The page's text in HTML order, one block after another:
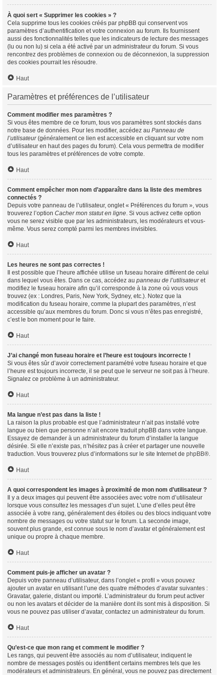
À quoi sert « Supprimer les cookies » ?
Cela supprime tous les cookies créés par phpBB qui conservent vos
paramètres d’authentification et votre connexion au forum. Ils fournissent
aussi des fonctionnalités telles que les indicateurs de lecture des messages
(lu ou non lu) si cela a été activé par un administrateur du forum. Si vous
rencontrez des problèmes de connexion ou de déconnexion, la suppression
des cookies pourrait les résoudre.
Haut
Paramètres et préférences de l’utilisateur
Comment modifier mes paramètres ?
Si vous êtes membre de ce forum, tous vos paramètres sont stockés dans
notre base de données. Pour les modifier, accédez au Panneau de
l’utilisateur(généralement ce lien est accessible en cliquant sur votre nom
d’utilisateur en haut des pages du forum). Cela vous permettra de modifier
tous les paramètres et préférences de votre compte.
Haut
Comment empêcher mon nom d’apparaître dans la liste des membres
connectés ?
Depuis votre panneau de l’utilisateur, onglet « Préférences du forum », vous
trouverez l’option Cacher mon statut en ligne. Si vous activez cette option
vous ne serez visible que par les administrateurs, les modérateurs et vous-
même. Vous serez compté parmi les membres invisibles.
Haut
Les heures ne sont pas correctes !
Il est possible que l’heure affichée utilise un fuseau horaire différent de celui
dans lequel vous êtes. Dans ce cas, accédez au panneau de l’utilisateuret
modifiez le fuseau horaire afin qu’il corresponde à la zone où vous vous
trouvez (ex : Londres, Paris, New York, Sydney, etc.). Notez que la
modification du fuseau horaire, comme la plupart des paramètres, n’est
accessible qu’aux membres du forum. Donc si vous n’êtes pas enregistré,
c’est le bon moment pour le faire.
Haut
J’ai changé mon fuseau horaire et l’heure est toujours incorrecte !
Si vous êtes sûr d’avoir correctement paramétré votre fuseau horaire et que
l’heure est toujours incorrecte, il se peut que le serveur ne soit pas à l’heure.
Signalez ce problème à un administrateur.
Haut
Ma langue n’est pas dans la liste !
La raison la plus probable est que l’administrateur n’ait pas installé votre
langue ou bien que personne n’ait encore traduit phpBB dans votre langue.
Essayez de demander à un administrateur du forum d’installer la langue
désirée. Si elle n’existe pas, n’hésitez pas à créer et partager une nouvelle
traduction. Vous trouverez plus d’informations sur le site Internet de phpBB®.
Haut
A quoi correspondent les images à proximité de mon nom d’utilisateur ?
Il y a deux images qui peuvent être associées avec votre nom d’utilisateur
lorsque vous consultez les messages d’un sujet. L’une d’elles peut être
associée à votre rang, généralement des étoiles ou des blocs indiquant votre
nombre de messages ou votre statut sur le forum. La seconde image,
souvent plus grande, est connue sous le nom d’avatar et généralement est
unique ou propre à chaque membre.
Haut
Comment puis-je afficher un avatar ?
Depuis votre panneau d’utilisateur, dans l’onglet « profil » vous pouvez
ajouter un avatar en utilisant l’une des quatre méthodes d’avatar suivantes :
Gravatar, galerie, distant ou importé. L’administrateur du forum peut activer
ou non les avatars et décider de la manière dont ils sont mis à disposition. Si
vous ne pouvez pas utiliser d’avatar, contactez un administrateur du forum.
Haut
Qu’est-ce que mon rang et comment le modifier ?
Les rangs, qui peuvent être associés au nom d’utilisateur, indiquent le
nombre de messages postés ou identifient certains membres tels que les
modérateurs et administrateurs. En général, vous ne pouvez pas directement